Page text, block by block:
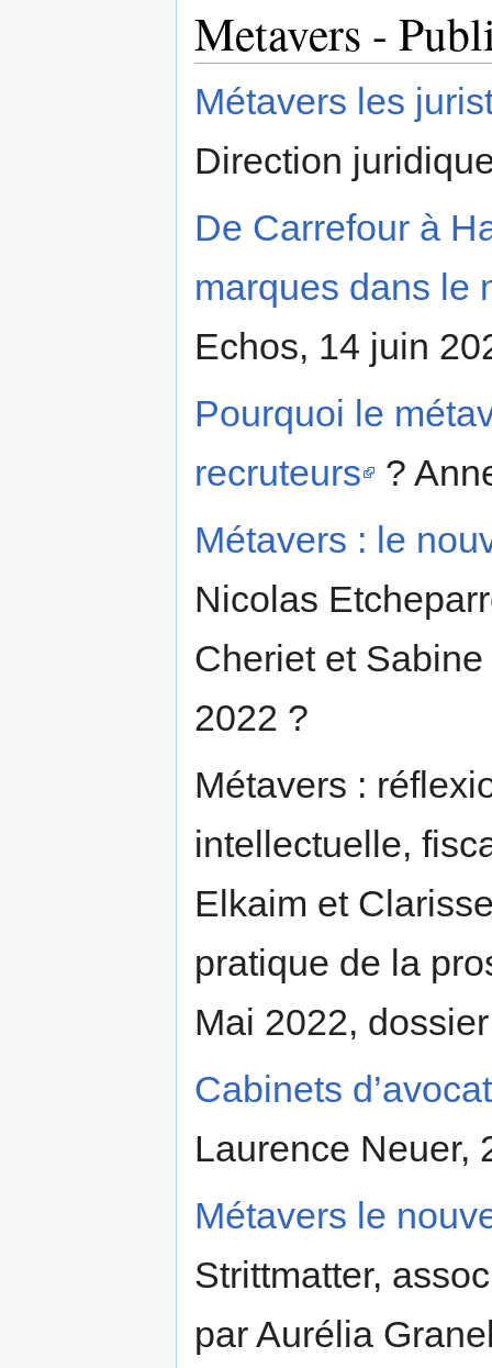
Metavers -
Métavers les
Direction
De Carrefour à
marques dans le
Echos, 14 juin
Pourquoi le
recruteurs
?
Métavers : le
Nicolas
Cheriet et
2022 ?
Métavers :
intellectuelle,
Elkaim et
pratique de la
Mai 2022,
Cabinets
Laurence Neuer,
Métavers le
Strittmatter,
par Aurélia